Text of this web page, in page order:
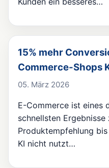
15% mehr
Commerce-Shops
05. März 2026
E-Commerce ist eines
schnellsten
Produktempfehlung
KI nicht nutzt…